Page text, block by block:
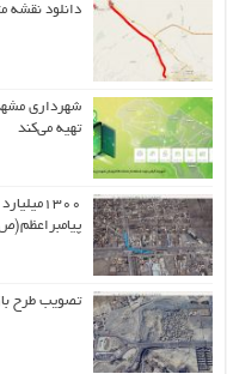
دانلود نقشه
شهرداری
تهیه می‌کند
تصویب طرح